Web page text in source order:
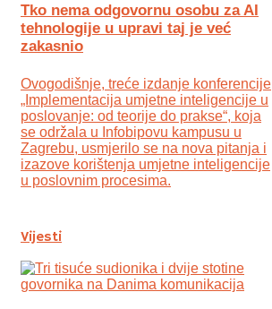
Tko nema odgovornu osobu za AI
tehnologije u upravi taj je već
zakasnio
Ovogodišnje, treće izdanje konferencije
„Implementacija umjetne inteligencije u
poslovanje: od teorije do prakse“, koja
se održala u Infobipovu kampusu u
Zagrebu, usmjerilo se na nova pitanja i
izazove korištenja umjetne inteligencije
u poslovnim procesima.
Vijesti